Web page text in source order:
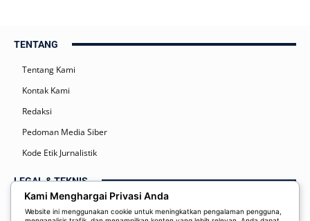
TENTANG
Tentang Kami
Kontak Kami
Redaksi
Pedoman Media Siber
Kode Etik Jurnalistik
LEGAL & TEKNIS
Kebijakan Privasi
Kami Menghargai Privasi Anda
Website ini menggunakan cookie untuk meningkatkan pengalaman pengguna,